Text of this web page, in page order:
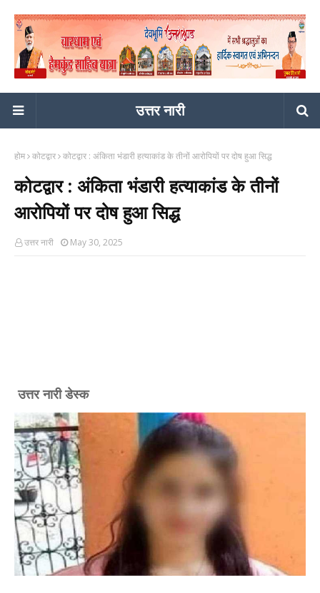
उत्तर नारी
होम कोटद्वार कोटद्वार : अंकिता भंडारी हत्याकांड के तीनों आरोपियों पर दोष हुआ सिद्ध
कोटद्वार : अंकिता भंडारी हत्याकांड के तीनों
आरोपियों पर दोष हुआ सिद्ध
उत्तर नारी May 30, 2025
उत्तर नारी डेस्क